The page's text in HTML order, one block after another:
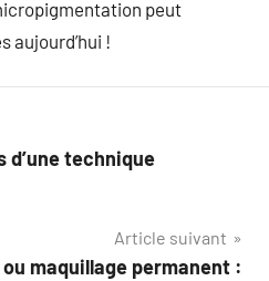
peut
aujourd’hui !
d’une technique
Article suivant
maquillage permanent :